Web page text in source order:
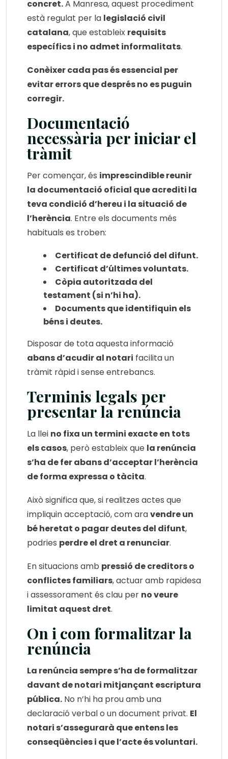
concret.A Manresa, aquest procediment
està regulat per la legislació civil
catalana, que estableix requisits
específics i no admet informalitats.
Conèixer cada pas és essencial per
evitar errors que després no es puguin
corregir.
Documentació
necessària per iniciar el
tràmit
Per començar, és imprescindible reunir
la documentació oficial que acrediti la
teva condició d’hereu i la situació de
l’herència. Entre els documents més
habituals es troben:
Certificat de defunció del difunt.
Certificat d’últimes voluntats.
Còpia autoritzada del
testament (si n’hi ha).
Documents que identifiquin els
béns i deutes.
Disposar de tota aquesta informació
abans d’acudir al notari facilita un
tràmit ràpid i sense entrebancs.
Terminis legals per
presentar la renúncia
La llei no fixa un termini exacte en tots
els casos, però estableix que la renúncia
s’ha de fer abans d’acceptar l’herència
de forma expressa o tàcita.
Això significa que, si realitzes actes que
impliquin acceptació, com aravendre un
bé heretat o pagar deutes del difunt,
podries perdre el dret a renunciar.
En situacions amb pressió de creditors o
conflictes familiars, actuar amb rapidesa
i assessorament és clau per no veure
limitat aquest dret.
On i com formalitzar la
renúncia
La renúncia sempre s’ha de formalitzar
davant de notari mitjançant escriptura
pública. No n’hi ha prou amb una
declaració verbal o un document privat. El
notari s’assegurarà que entens les
conseqüències i que l’acte és voluntari.